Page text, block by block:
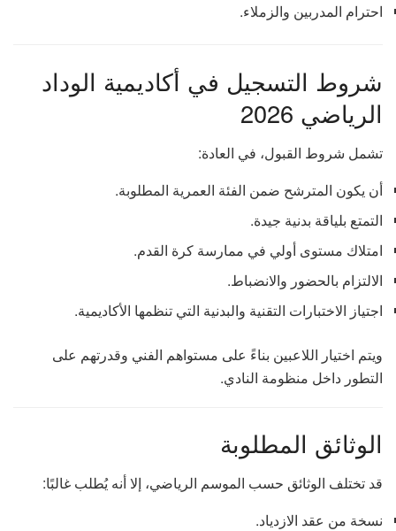
احترام المدربين والزملاء.
شروط التسجيل في أكاديمية الوداد
الرياضي 2026
تشمل شروط القبول، في العادة:
أن يكون المترشح ضمن الفئة العمرية المطلوبة.
التمتع بلياقة بدنية جيدة.
امتلاك مستوى أولي في ممارسة كرة القدم.
الالتزام بالحضور والانضباط.
اجتياز الاختبارات التقنية والبدنية التي تنظمها الأكاديمية.
ويتم اختيار اللاعبين بناءً على مستواهم الفني وقدرتهم على
التطور داخل منظومة النادي.
الوثائق المطلوبة
قد تختلف الوثائق حسب الموسم الرياضي، إلا أنه يُطلب غالبًا:
نسخة من عقد الازدياد.